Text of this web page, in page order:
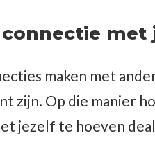
met
maken met
zijn. Op die manier
jezelf te hoeven